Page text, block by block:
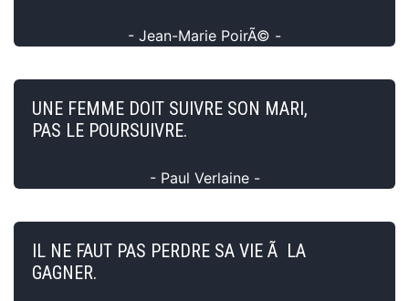
- Jean-Marie PoirÃ© -
UNE FEMME DOIT SUIVRE SON MARI,
PAS LE POURSUIVRE.
- Paul Verlaine -
IL NE FAUT PAS PERDRE SA VIE Ã LA
GAGNER.